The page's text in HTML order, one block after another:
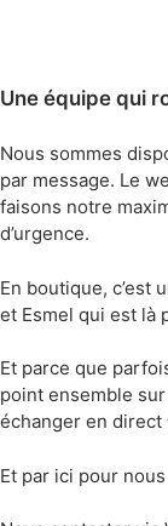
Une équipe qui
Nous sommes
par message. Le
faisons notre
d’urgence.
En boutique, c’est
et Esmel qui est là
Et parce que
point ensemble
échanger en
Et par ici pour